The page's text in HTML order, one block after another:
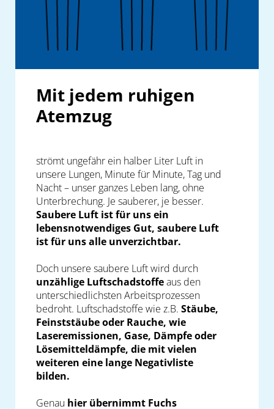
Mit jedem ruhigen
Atemzug
strömt ungefähr ein halber Liter Luft in
unsere Lungen, Minute für Minute, Tag und
Nacht – unser ganzes Leben lang, ohne
Unterbrechung. Je sauberer, je besser.
Saubere Luft ist für uns ein
lebensnotwendiges Gut, saubere Luft
ist für uns alle unverzichtbar.
Doch unsere saubere Luft wird durch
unzählige Luftschadstoffeaus den
unterschiedlichsten Arbeitsprozessen
bedroht. Luftschadstoffe wie z.B. Stäube,
Feinststäube oder Rauche, wie
Laseremissionen, Gase, Dämpfe oder
Lösemitteldämpfe, die mit vielen
weiteren eine lange Negativliste
bilden.
Genau hier übernimmt Fuchs